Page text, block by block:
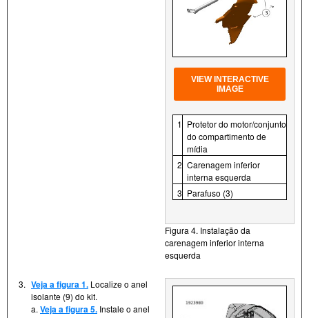
VIEW INTERACTIVE
IMAGE
1 Protetor do motor/conjunto
do compartimento de
mídia
2 Carenagem inferior
interna esquerda
3 Parafuso (3)
Figura 4. Instalação da
carenagem inferior interna
esquerda
3. Veja a figura 1. Localize o anel
isolante (9) do kit.
a. Veja a figura 5. Instale o anel